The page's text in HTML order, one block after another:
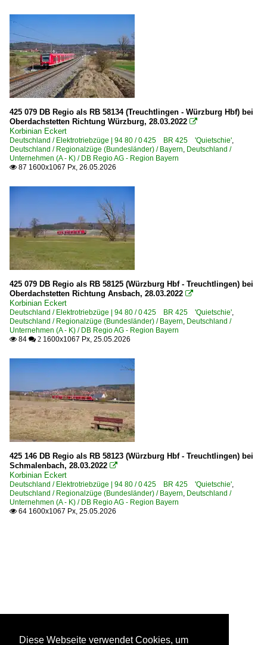
425 079 DB Regio als RB 58134 (Treuchtlingen - Würzburg Hbf) bei
Oberdachstetten Richtung Würzburg, 28.03.2022 
Korbinian Eckert
Deutschland / Elektrotriebzüge | 94 80 / 0 425 BR 425 'Quietschie',
Deutschland / Regionalzüge (Bundesländer) / Bayern, Deutschland /
Unternehmen (A - K) / DB Regio AG - Region Bayern
 87 1600x1067 Px, 26.05.2026
425 079 DB Regio als RB 58125 (Würzburg Hbf - Treuchtlingen) bei
Oberdachstetten Richtung Ansbach, 28.03.2022 
Korbinian Eckert
Deutschland / Elektrotriebzüge | 94 80 / 0 425 BR 425 'Quietschie',
Deutschland / Regionalzüge (Bundesländer) / Bayern, Deutschland /
Unternehmen (A - K) / DB Regio AG - Region Bayern
 84  2 1600x1067 Px, 25.05.2026
425 146 DB Regio als RB 58123 (Würzburg Hbf - Treuchtlingen) bei
Schmalenbach, 28.03.2022 
Korbinian Eckert
Deutschland / Elektrotriebzüge | 94 80 / 0 425 BR 425 'Quietschie',
Deutschland / Regionalzüge (Bundesländer) / Bayern, Deutschland /
Unternehmen (A - K) / DB Regio AG - Region Bayern
 64 1600x1067 Px, 25.05.2026
Diese Webseite verwendet Cookies, um